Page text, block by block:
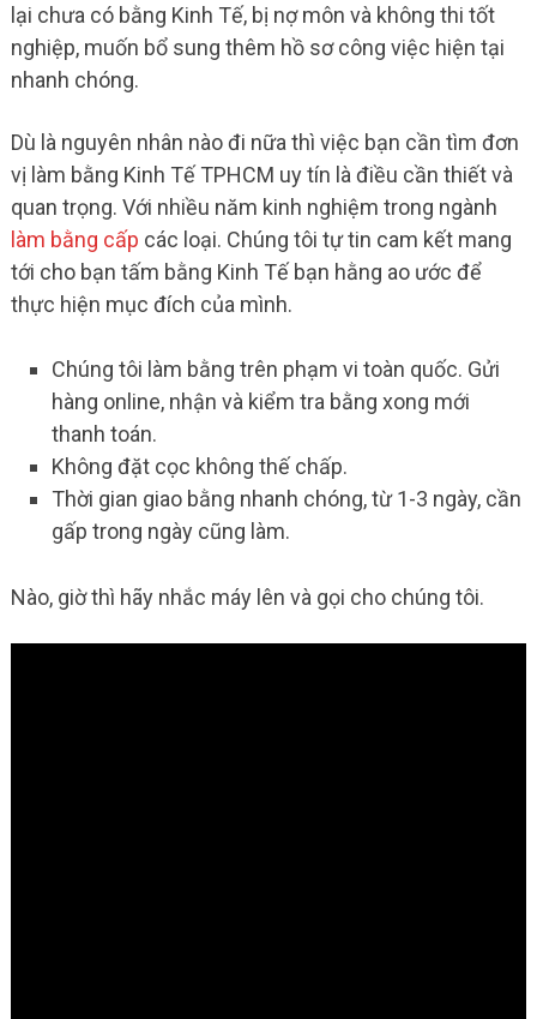
lại chưa có bằng Kinh Tế, bị nợ môn và không thi tốt
nghiệp, muốn bổ sung thêm hồ sơ công việc hiện tại
nhanh chóng.
Dù là nguyên nhân nào đi nữa thì việc bạn cần tìm đơn
vị làm bằng Kinh Tế TPHCM uy tín là điều cần thiết và
quan trọng. Với nhiều năm kinh nghiệm trong ngành
làm bằng cấp các loại. Chúng tôi tự tin cam kết mang
tới cho bạn tấm bằng Kinh Tế bạn hằng ao ước để
thực hiện mục đích của mình.
Chúng tôi làm bằng trên phạm vi toàn quốc. Gửi
hàng online, nhận và kiểm tra bằng xong mới
thanh toán.
Không đặt cọc không thế chấp.
Thời gian giao bằng nhanh chóng, từ 1-3 ngày, cần
gấp trong ngày cũng làm.
Nào, giờ thì hãy nhắc máy lên và gọi cho chúng tôi.